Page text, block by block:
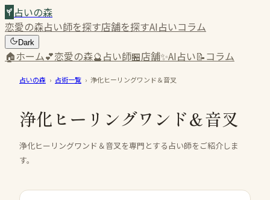
占いの森
恋愛の森占い師を探す店舗を探すAI占いコラム
Dark
🏠ホーム💕恋愛の森🔮占い師🏪店舗✨AI占い📝コラム
占いの森 › 占術一覧 › 浄化ヒーリングワンド＆音叉
浄化ヒーリングワンド＆音叉
浄化ヒーリングワンド＆音叉を専門とする占い師をご紹介しま
す。